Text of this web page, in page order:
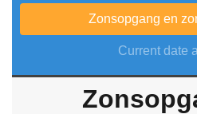
Zonsopgang en
Current date